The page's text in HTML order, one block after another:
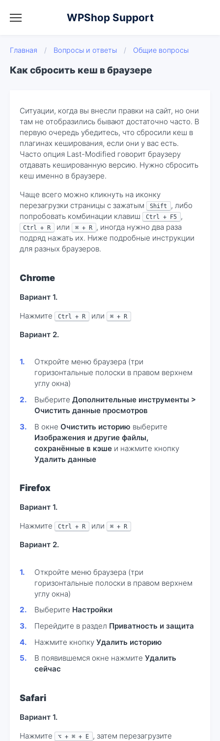
WPShop Support
Главная / Вопросы и ответы / Общие вопросы
Как сбросить кеш в браузере
Ситуации, когда вы внесли правки на сайт, но они
там не отобразились бывают достаточно часто. В
первую очередь убедитесь, что сбросили кеш в
плагинах кеширования, если они у вас есть.
Часто опция Last-Modified говорит браузеру
отдавать кешированную версию. Нужно сбросить
кеш именно в браузере.
Чаще всего можно кликнуть на иконку
перезагрузки страницы с зажатым
Shift
, либо
попробовать комбинации клавиш
Ctrl + F5 ,
Ctrl + R или ⌘ + R
, иногда нужно два раза
подряд нажать их. Ниже подробные инструкции
для разных браузеров.
Chrome
Вариант 1.
Нажмите
Ctrl + R или ⌘ + R
Вариант 2.
Откройте меню браузера (три
горизонтальные полоски в правом верхнем
углу окна)
ВыберитеДополнительные инструменты >
Очистить данные просмотров
В окнеОчистить историю выберите
Изображения и другие файлы,
сохранённые в кэше и нажмите кнопку
Удалить данные
Firefox
Вариант 1.
Нажмите
Ctrl + R или ⌘ + R
Вариант 2.
Откройте меню браузера (три
горизонтальные полоски в правом верхнем
углу окна)
Выберите Настройки
Перейдите в раздел Приватность и защита
Нажмите кнопкуУдалить историю
В появившемся окне нажмитеУдалить
сейчас
Safari
Вариант 1.
Нажмите
⌥ + ⌘ + E
, затем перезагрузите